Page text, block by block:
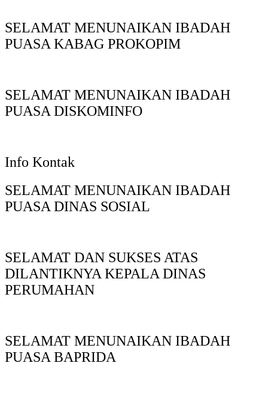
SELAMAT MENUNAIKAN IBADAH
PUASA KABAG PROKOPIM
SELAMAT MENUNAIKAN IBADAH
PUASA DISKOMINFO
Info Kontak
SELAMAT MENUNAIKAN IBADAH
PUASA DINAS SOSIAL
SELAMAT DAN SUKSES ATAS
DILANTIKNYA KEPALA DINAS
PERUMAHAN
SELAMAT MENUNAIKAN IBADAH
PUASA BAPRIDA